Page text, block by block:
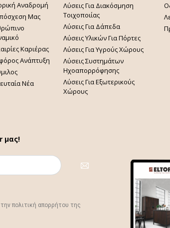
Αναδρομή
Μας
Καριέρας
Ανάπτυξη
Νέα
Λύσεις Για Διακόσμηση
Τοιχοποιίας
Λύσεις Για Δάπεδα
Λύσεις Υλικών Για Πόρτες
Λύσεις Για Υγρούς Χώρους
Λύσεις Συστημάτων
Ηχοαπορρόφησης
Λύσεις Για Εξωτερικούς
Χώρους
μας!
πολιτική απορρήτου της